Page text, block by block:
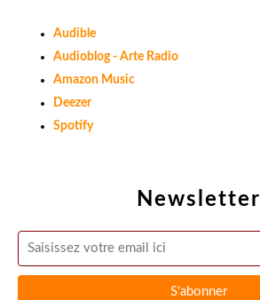
Newsletter
Audible
Audioblog - Arte Radio
Amazon Music
Deezer
Spotify